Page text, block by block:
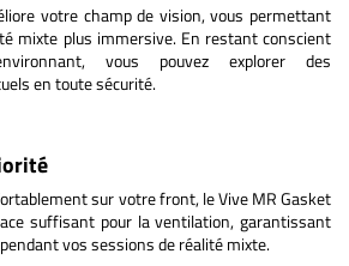
votre champ de vision, vous permettant
mixte plus immersive. En restant conscient
vous pouvez explorer des
en toute sécurité.
sur votre front, le Vive MR Gasket
suffisant pour la ventilation, garantissant
vos sessions de réalité mixte.